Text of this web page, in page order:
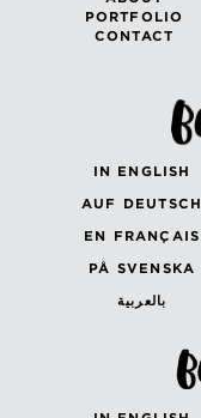
PORTFOLIO
CONTACT
IN ENGLISH
AUF DEUTSCH
EN FRANÇAIS
PÅ SVENSKA
بالعربية